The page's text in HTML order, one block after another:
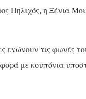
Πηλιχός, η Ξένια
ενώνουν τις φωνές
με κουπόνια